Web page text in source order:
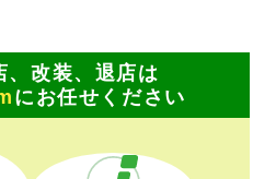
、改装、退店は
にお任せください